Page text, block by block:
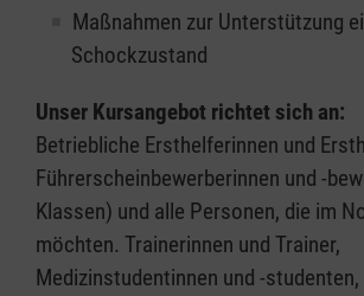
Maßnahmen zur Unterstützung
Schockzustand
Unser Kursangebot richtet sich an:
Betriebliche Ersthelferinnen und
Führerscheinbewerberinnen und -
Klassen) und alle Personen, die im
möchten. Trainerinnen und Trainer,
Medizinstudentinnen und -studenten,